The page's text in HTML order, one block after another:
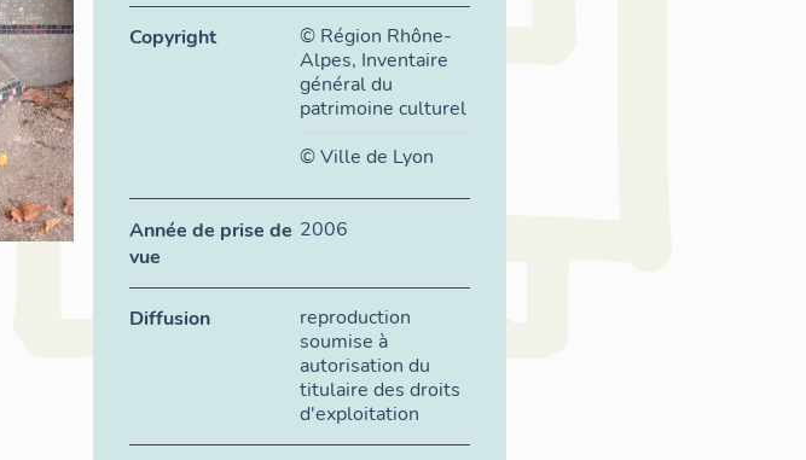
Copyright
© Région Rhône-
Alpes, Inventaire
général du
patrimoine culturel
© Ville de Lyon
Année de prise de
vue
2006
Diffusion
reproduction
soumise à
autorisation du
titulaire des droits
d'exploitation